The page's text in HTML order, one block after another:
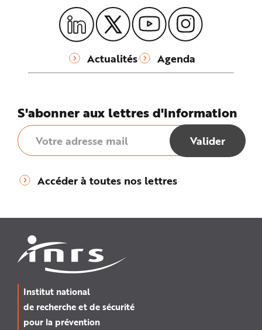
Actualités Agenda
S'abonner aux lettres d'information
Accéder à toutes nos lettres
Institut national
de recherche et de sécurité
pour la prévention